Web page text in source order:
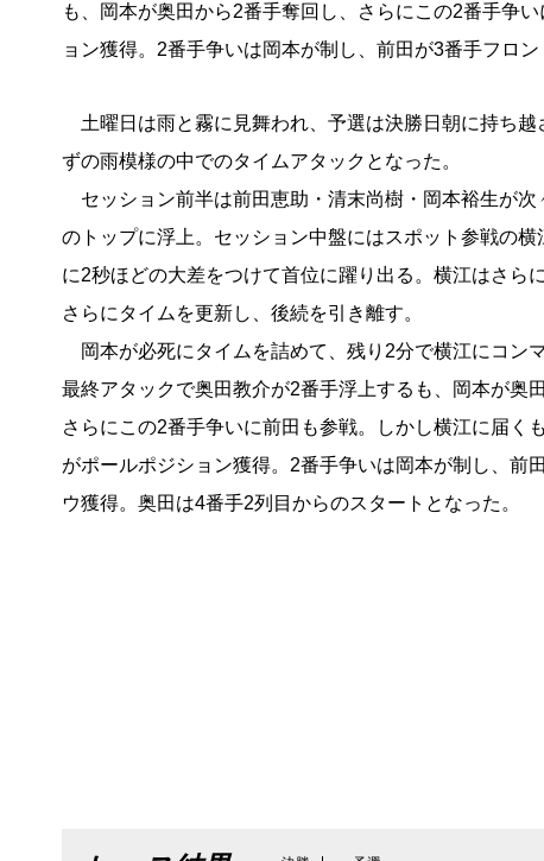
も、岡本が奥田から2番手奪回し、さらにこの2番手争
ョン獲得。2番手争いは岡本が制し、前田が3番手フロ
土曜日は雨と霧に見舞われ、予選は決勝日朝に持ち越
ずの雨模様の中でのタイムアタックとなった。
セッション前半は前田恵助・清末尚樹・岡本裕生が次
のトップに浮上。セッション中盤にはスポット参戦の横
に2秒ほどの大差をつけて首位に躍り出る。横江はさら
さらにタイムを更新し、後続を引き離す。
岡本が必死にタイムを詰めて、残り2分で横江にコン
最終アタックで奥田教介が2番手浮上するも、岡本が奥
さらにこの2番手争いに前田も参戦。しかし横江に届く
がポールポジション獲得。2番手争いは岡本が制し、前
ウ獲得。奥田は4番手2列目からのスタートとなった。